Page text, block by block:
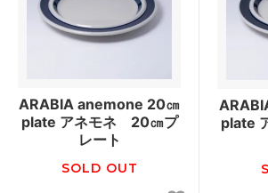
ARABIA anemone 20㎝
plate アネモネ 20㎝プ
レート
SOLD OUT
plate